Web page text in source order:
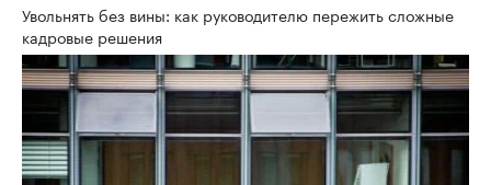
Увольнять без вины: как руководителю пережить сложные
кадровые решения